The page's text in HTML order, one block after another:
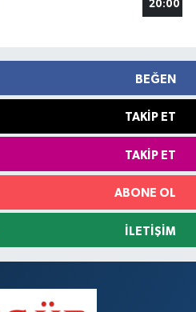
20:00
BEĞEN
TAKIP ET
TAKIP ET
ABONE OL
İLETIŞIM